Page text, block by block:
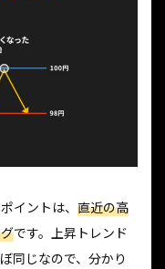
イントは、 直近の高
です。上昇トレンド
同じなので、分かり